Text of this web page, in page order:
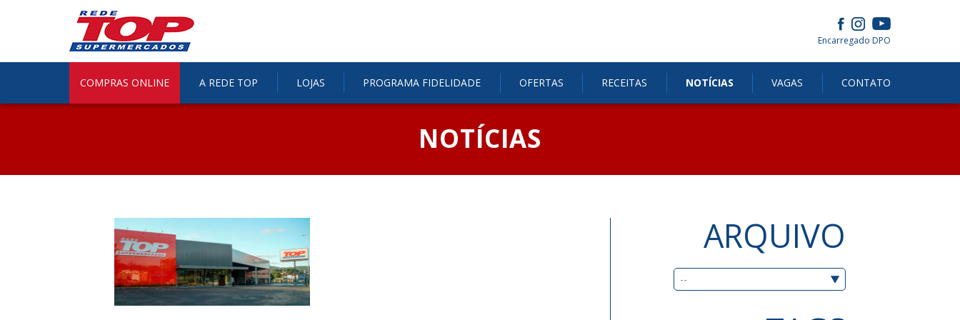
Encarregado DPO
COMPRAS ONLINE A REDE TOP LOJAS PROGRAMA FIDELIDADE OFERTAS RECEITAS NOTÍCIAS VAGAS CONTATO
NOTÍCIAS
ARQUIVO